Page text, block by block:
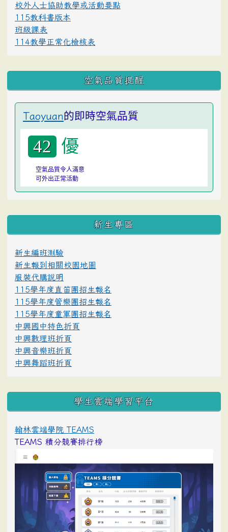
校外人士協助教學或活動要點
115教科書版本
班級課表
114教學正常化檢核表
空氣品質提醒
Taoyuan的即時空氣品質
42 優
空氣品質令人滿意
可外出正常活動
:::
新生專區
新生編班測驗
新生報到相關校園地圖
服裝代購說明
115學年度直笛團招生報名
115學年度管樂團招生報名
115學年度童軍團招生報名
中興國中特色折頁
中興數理班折頁
中興音樂班折頁
中興舞蹈班折頁
學生雲端學習平台
翰林雲端學院 TEAMS
TEAMS 積分競賽排行榜